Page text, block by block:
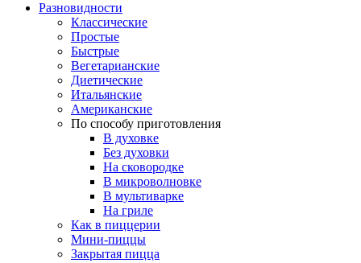
Разновидности
Классические
Простые
Быстрые
Вегетарианские
Диетические
Итальянские
Американские
По способу приготовления
В духовке
Без духовки
На сковородке
В микроволновке
В мультиварке
На гриле
Как в пиццерии
Мини-пиццы
Закрытая пицца